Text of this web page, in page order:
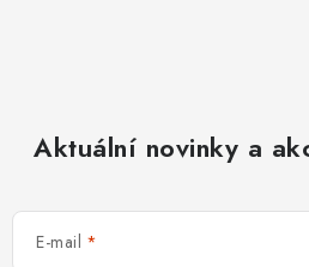
Aktuální novinky a
E-mail